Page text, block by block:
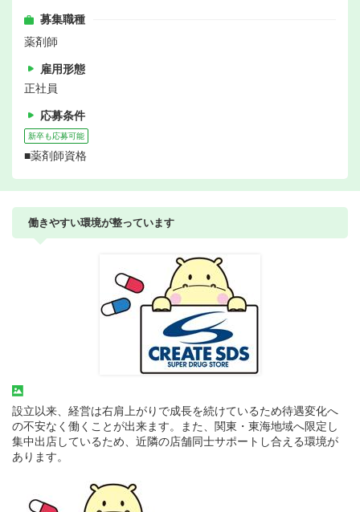
募集職種
薬剤師
雇用形態
正社員
応募条件
新卒も応募可能
■薬剤師資格
働きやすい環境が整っています
設立以来、経営は右肩上がりで成長を続けているため待遇変化へ
の不安なく働くことが出来ます。また、関東・東海地域へ限定し
集中出店しているため、近隣の店舗同士サポートし合える環境が
あります。